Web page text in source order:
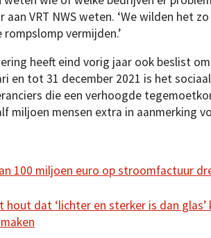
VRT NWS weten. ‘We wilden het
vermijden.’
heeft eind vorig jaar ook beslist
en tot 31 december 2021 is het
die een verhoogde
miljoen mensen extra in aanmerking
100 miljoen euro op stroomfactuur
hout dat ‘lichter en sterker is dan